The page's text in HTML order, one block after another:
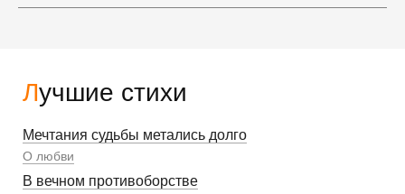
Лучшие стихи
Мечтания судьбы метались долго
О любви
В вечном противоборстве